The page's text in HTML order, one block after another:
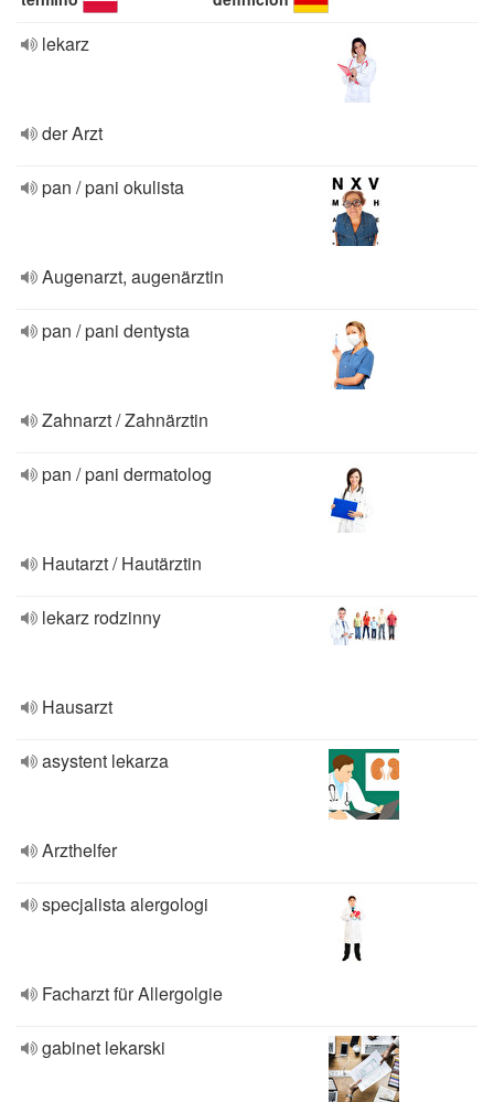
lekarz
der Arzt
pan / pani okulista
Augenarzt, augenärztin
pan / pani dentysta
Zahnarzt / Zahnärztin
pan / pani dermatolog
Hautarzt / Hautärztin
lekarz rodzinny
Hausarzt
asystent lekarza
Arzthelfer
specjalista alergologi
Facharzt für Allergolgie
gabinet lekarski